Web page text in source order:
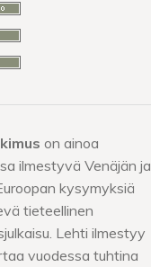
on ainoa
ilmestyvä Venäjän ja
kysymyksiä
tieteellinen
Lehti ilmestyy
vuodessa tuhtina